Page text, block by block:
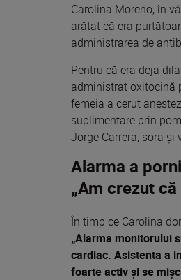
Carolina Moreno, în
arătat că era
administrarea de
Pentru că era deja
administrat oxitocină
femeia a cerut
suplimentare prin
Jorge Carrera, sora și
Alarma a
„Am crezut
În timp ce Carolina
„Alarma monitorului
cardiac. Asistenta a
foarte activ și se